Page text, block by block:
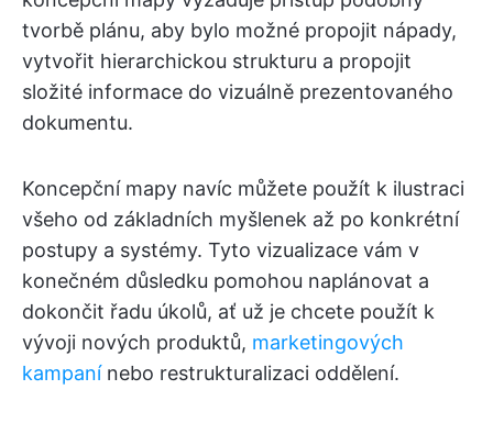
tvorbě plánu, aby bylo možné propojit nápady,
vytvořit hierarchickou strukturu a propojit
složité informace do vizuálně prezentovaného
dokumentu.
Koncepční mapy navíc můžete použít k ilustraci
všeho od základních myšlenek až po konkrétní
postupy a systémy. Tyto vizualizace vám v
konečném důsledku pomohou naplánovat a
dokončit řadu úkolů, ať už je chcete použít k
vývoji nových produktů, marketingových
kampanínebo restrukturalizaci oddělení.